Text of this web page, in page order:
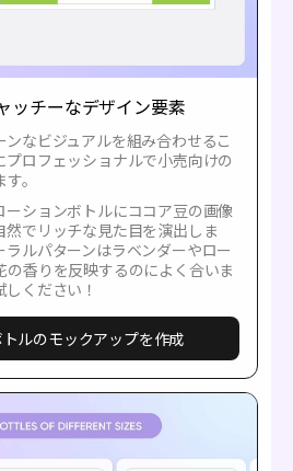
ッチーなデザイン要素
なビジュアルを組み合わせるこ
プロフェッショナルで小売向けの
。
ーションボトルにココア豆の画像
然でリッチな見た目を演出しま
ルパターンはラベンダーやロー
の香りを反映するのによく合いま
ください！
ルのモックアップを作成